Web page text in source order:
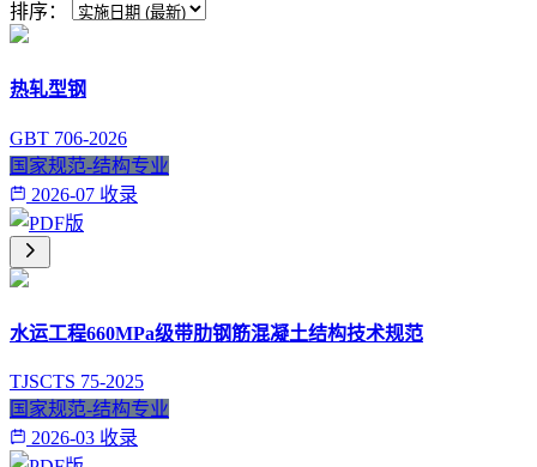
排序：
热轧型钢
GBT 706-2026
国家规范-结构专业
2026-07 收录
水运工程660MPa级带肋钢筋混凝土结构技术规范
TJSCTS 75-2025
国家规范-结构专业
2026-03 收录